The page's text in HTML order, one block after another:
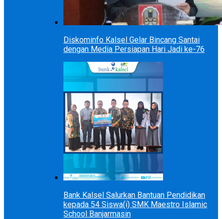
Diskominfo Kalsel Gelar Bincang Santai
dengan Media Persiapan Hari Jadi ke-76
Bank Kalsel Salurkan Bantuan Pendidikan
kepada 54 Siswa(i) SMK Maestro Islamic
School Banjarmasin